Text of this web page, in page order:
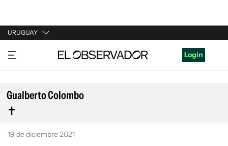
URUGUAY
URUGUAY
ARGENTINA
ESPAÑA
ESTADOS UNIDOS
Login
Gualberto Colombo
19 de diciembre 2021